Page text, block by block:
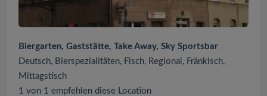
Biergarten, Gaststätte, Take Away, Sky Sportsbar
Deutsch, Bierspezialitäten, Fisch, Regional, Fränkisch,
Mittagstisch
1 von 1 empfehlen diese Location